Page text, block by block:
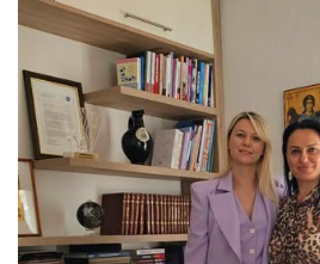
Извјештај о раду начелника
СКУПШТИНА
Статут Општине
Скупштинско вијеће
Састав Скупштине